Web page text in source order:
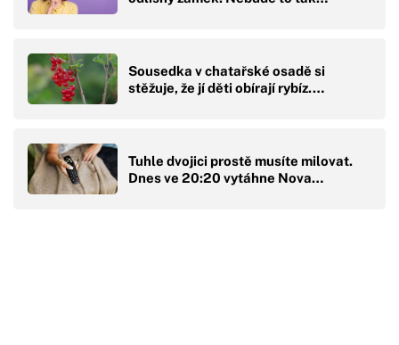
Sousedka v chatařské osadě si
stěžuje, že jí děti obírají rybíz.…
Tuhle dvojici prostě musíte milovat.
Dnes ve 20:20 vytáhne Nova…